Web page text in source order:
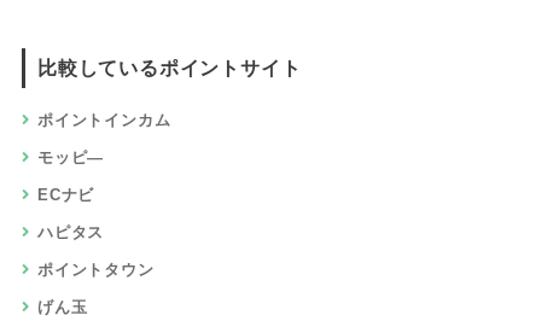
比較しているポイントサイト
ポイントインカム
モッピ―
ECナビ
ハピタス
ポイントタウン
げん玉